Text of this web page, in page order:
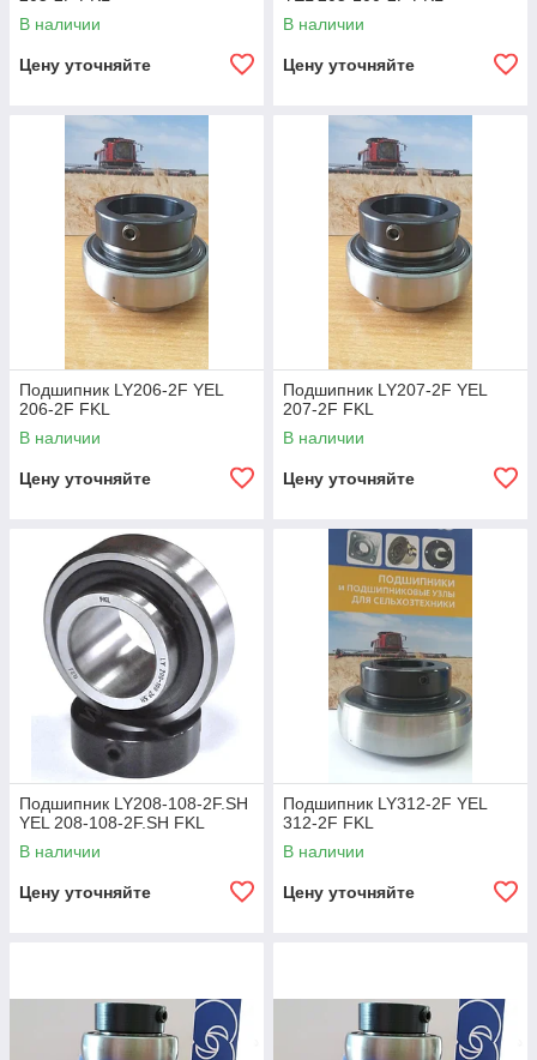
В наличии
Цену уточняйте
В наличии
Цену уточняйте
Подшипник LY206-2F YEL
206-2F FKL
В наличии
Цену уточняйте
Подшипник LY207-2F YEL
207-2F FKL
В наличии
Цену уточняйте
Подшипник LY208-108-2F.SH
YEL 208-108-2F.SH FKL
В наличии
Цену уточняйте
Подшипник LY312-2F YEL
312-2F FKL
В наличии
Цену уточняйте